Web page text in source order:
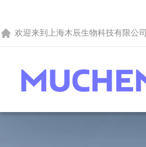
欢迎来到 上海木辰生物科技有限公司